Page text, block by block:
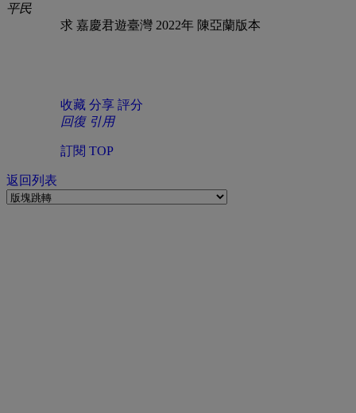
平民
求 嘉慶君遊臺灣 2022年 陳亞蘭版本
收藏 分享 評分
回復 引用
訂閱 TOP
返回列表